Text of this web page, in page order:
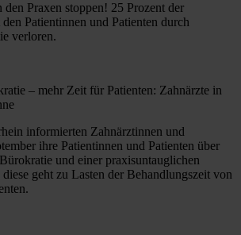
Praxen stoppen! 25 Prozent der
Patientinnen und Patienten durch
verloren.
– mehr Zeit für Patienten: Zahnärzte in
informierten Zahnärztinnen und
ihre Patientinnen und Patienten über
und einer praxisuntauglichen
geht zu Lasten der Behandlungszeit von